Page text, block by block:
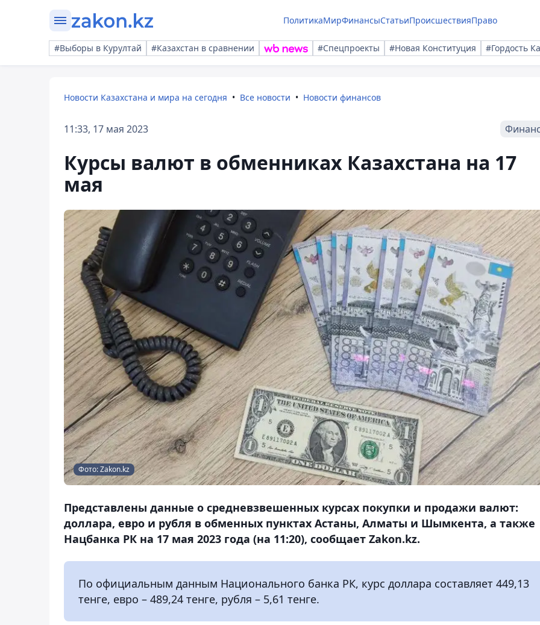
ПолитикаМирФинансыСтатьиПроисшествияПраво
#Выборы в Курултай #Казахстан в сравнении #Спецпроекты #Новая Конституция #Гордость
Новости Казахстана и мира на сегодня Все новости Новости финансов
11:33, 17 мая 2023
Курсы валют в обменниках Казахстана на 17
мая
Фото: Zakon.kz
Представлены данные о средневзвешенных курсах покупки и продажи валют:
доллара, евро и рубля в обменных пунктах Астаны, Алматы и Шымкента, а также
Нацбанка РК на 17 мая 2023 года (на 11:20), сообщает Zakon.kz.
По официальным данным Национального банка РК, курс доллара составляет 449,13
тенге, евро – 489,24 тенге, рубля – 5,61 тенге.